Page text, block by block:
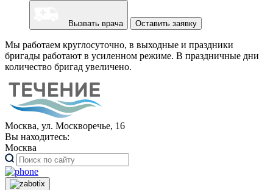
Вызвать врача Оставить заявку
Мы работаем круглосуточно, в выходные и праздники
бригады работают в усиленном режиме. В праздничные дни
количество бригад увеличено.
Москва, ул. Москворечье, 16
Вы находитесь:
Москва